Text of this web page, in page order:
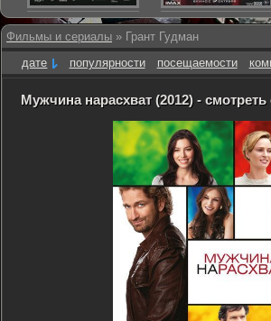
Фильмы и сериалы » Грант Гудман
дате
популярности посещаемости
Мужчина нарасхват (2012) -